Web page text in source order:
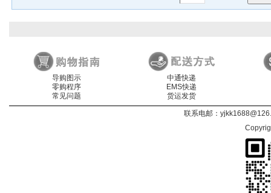
导购图示
零购程序
常见问题
中通快递
EMS快递
货运发货
联系电邮：